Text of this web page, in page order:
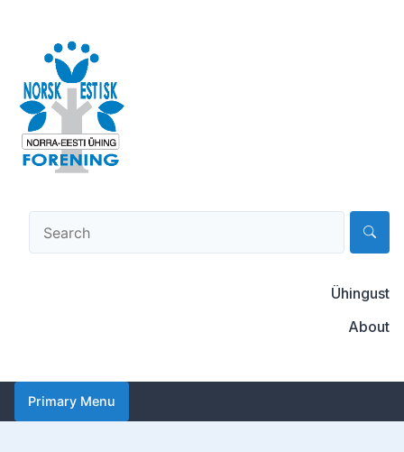
content
Norsk-estisk forening
Ühingust
About
Primary Menu